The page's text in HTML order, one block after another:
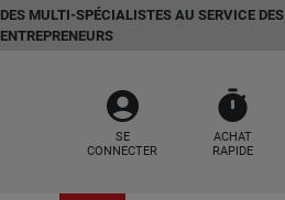
DES MULTI-SPÉCIALISTES AU SERVICE DES
ENTREPRENEURS
account_circle
SE
CONNECTER
timer
ACHAT
RAPIDE